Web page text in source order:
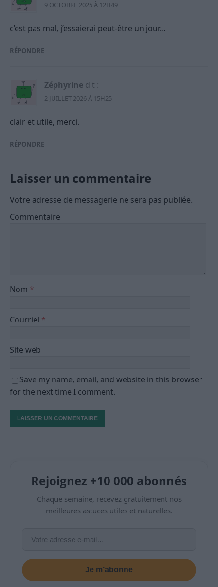
9 OCTOBRE 2025 À 12H49
c’est pas mal, j’essaierai peut-être un jour…
RÉPONDRE
Zéphyrine dit :
2 JUILLET 2026 À 15H25
clair et utile, merci.
RÉPONDRE
Laisser un commentaire
Votre adresse de messagerie ne sera pas publiée.
Commentaire
Nom *
Courriel *
Site web
Save my name, email, and website in this browser
for the next time I comment.
Rejoignez +10 000 abonnés
Chaque semaine, recevez gratuitement nos
meilleures astuces utiles et naturelles.
Je m’abonne